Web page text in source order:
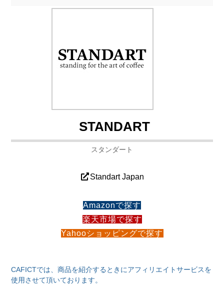
STANDART
スタンダート
Standart Japan
Amazonで探す
楽天市場で探す
Yahooショッピングで探す
CAFICTでは、商品を紹介するときにアフィリエイトサービスを
使用させて頂いております。